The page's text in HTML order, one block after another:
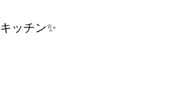
キッチン✨